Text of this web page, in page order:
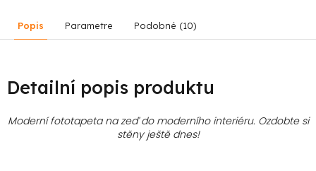
Popis Parametre Podobné (10)
Detailní popis produktu
Moderní fototapeta na zeď do moderního interiéru. Ozdobte si
stěny ještě dnes!